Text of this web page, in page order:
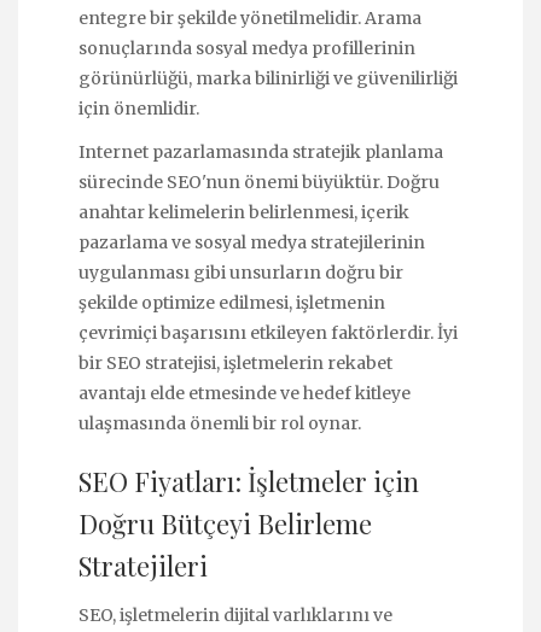
entegre bir şekilde yönetilmelidir. Arama
sonuçlarında sosyal medya profillerinin
görünürlüğü, marka bilinirliği ve güvenilirliği
için önemlidir.
Internet pazarlamasında stratejik planlama
sürecinde SEO'nun önemi büyüktür. Doğru
anahtar kelimelerin belirlenmesi, içerik
pazarlama ve sosyal medya stratejilerinin
uygulanması gibi unsurların doğru bir
şekilde optimize edilmesi, işletmenin
çevrimiçi başarısını etkileyen faktörlerdir. İyi
bir SEO stratejisi, işletmelerin rekabet
avantajı elde etmesinde ve hedef kitleye
ulaşmasında önemli bir rol oynar.
SEO Fiyatları: İşletmeler için
Doğru Bütçeyi Belirleme
Stratejileri
SEO, işletmelerin dijital varlıklarını ve